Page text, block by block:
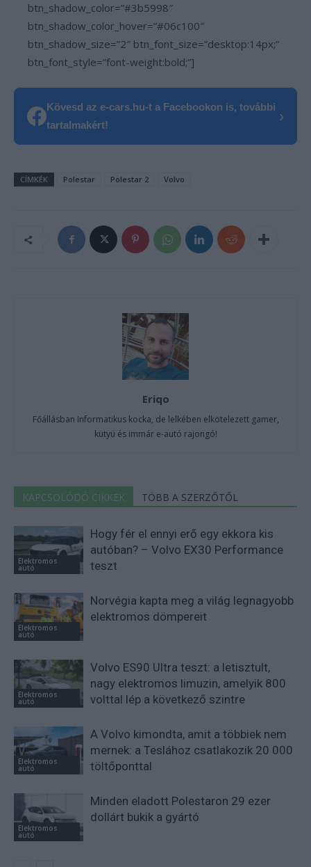
btn_shadow_color=”#3b5998″
btn_shadow_color_hover=”#06c100″
btn_shadow_size=”2″ btn_font_size=”desktop:14px;”
btn_font_style=”font-weight:bold;”]
Kövesd az e-cars.hu-t a Facebookon is, további
tartalmakért!
›
CÍMKÉK Polestar Polestar 2 Volvo
Eriqo
Főállásban Informatikus kocka, de lelkében elkötelezett gamer,
kütyü és immár e-autó rajongó!
KAPCSOLÓDÓ CIKKEK TÖBB A SZERZŐTŐL
Elektromos
autó
Hogy fér el ennyi erő egy ekkora kis
autóban? – Volvo EX30 Performance
teszt
Elektromos
autó
Norvégia kapta meg a világ legnagyobb
elektromos dömpereit
Elektromos
autó
Volvo ES90 Ultra teszt: a letisztult,
nagy elektromos limuzin, amelyik 800
volttal lép a következő szintre
Elektromos
autó
A Volvo kimondta, amit a többiek nem
mernek: a Teslához csatlakozik 20 000
töltőponttal
Elektromos
autó
Minden eladott Polestaron 29 ezer
dollárt bukik a gyártó